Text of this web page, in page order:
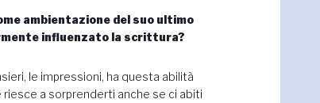
ambientazione del suo ultimo
influenzato la scrittura?
le impressioni, ha questa abilità
a sorprenderti anche se ci abiti